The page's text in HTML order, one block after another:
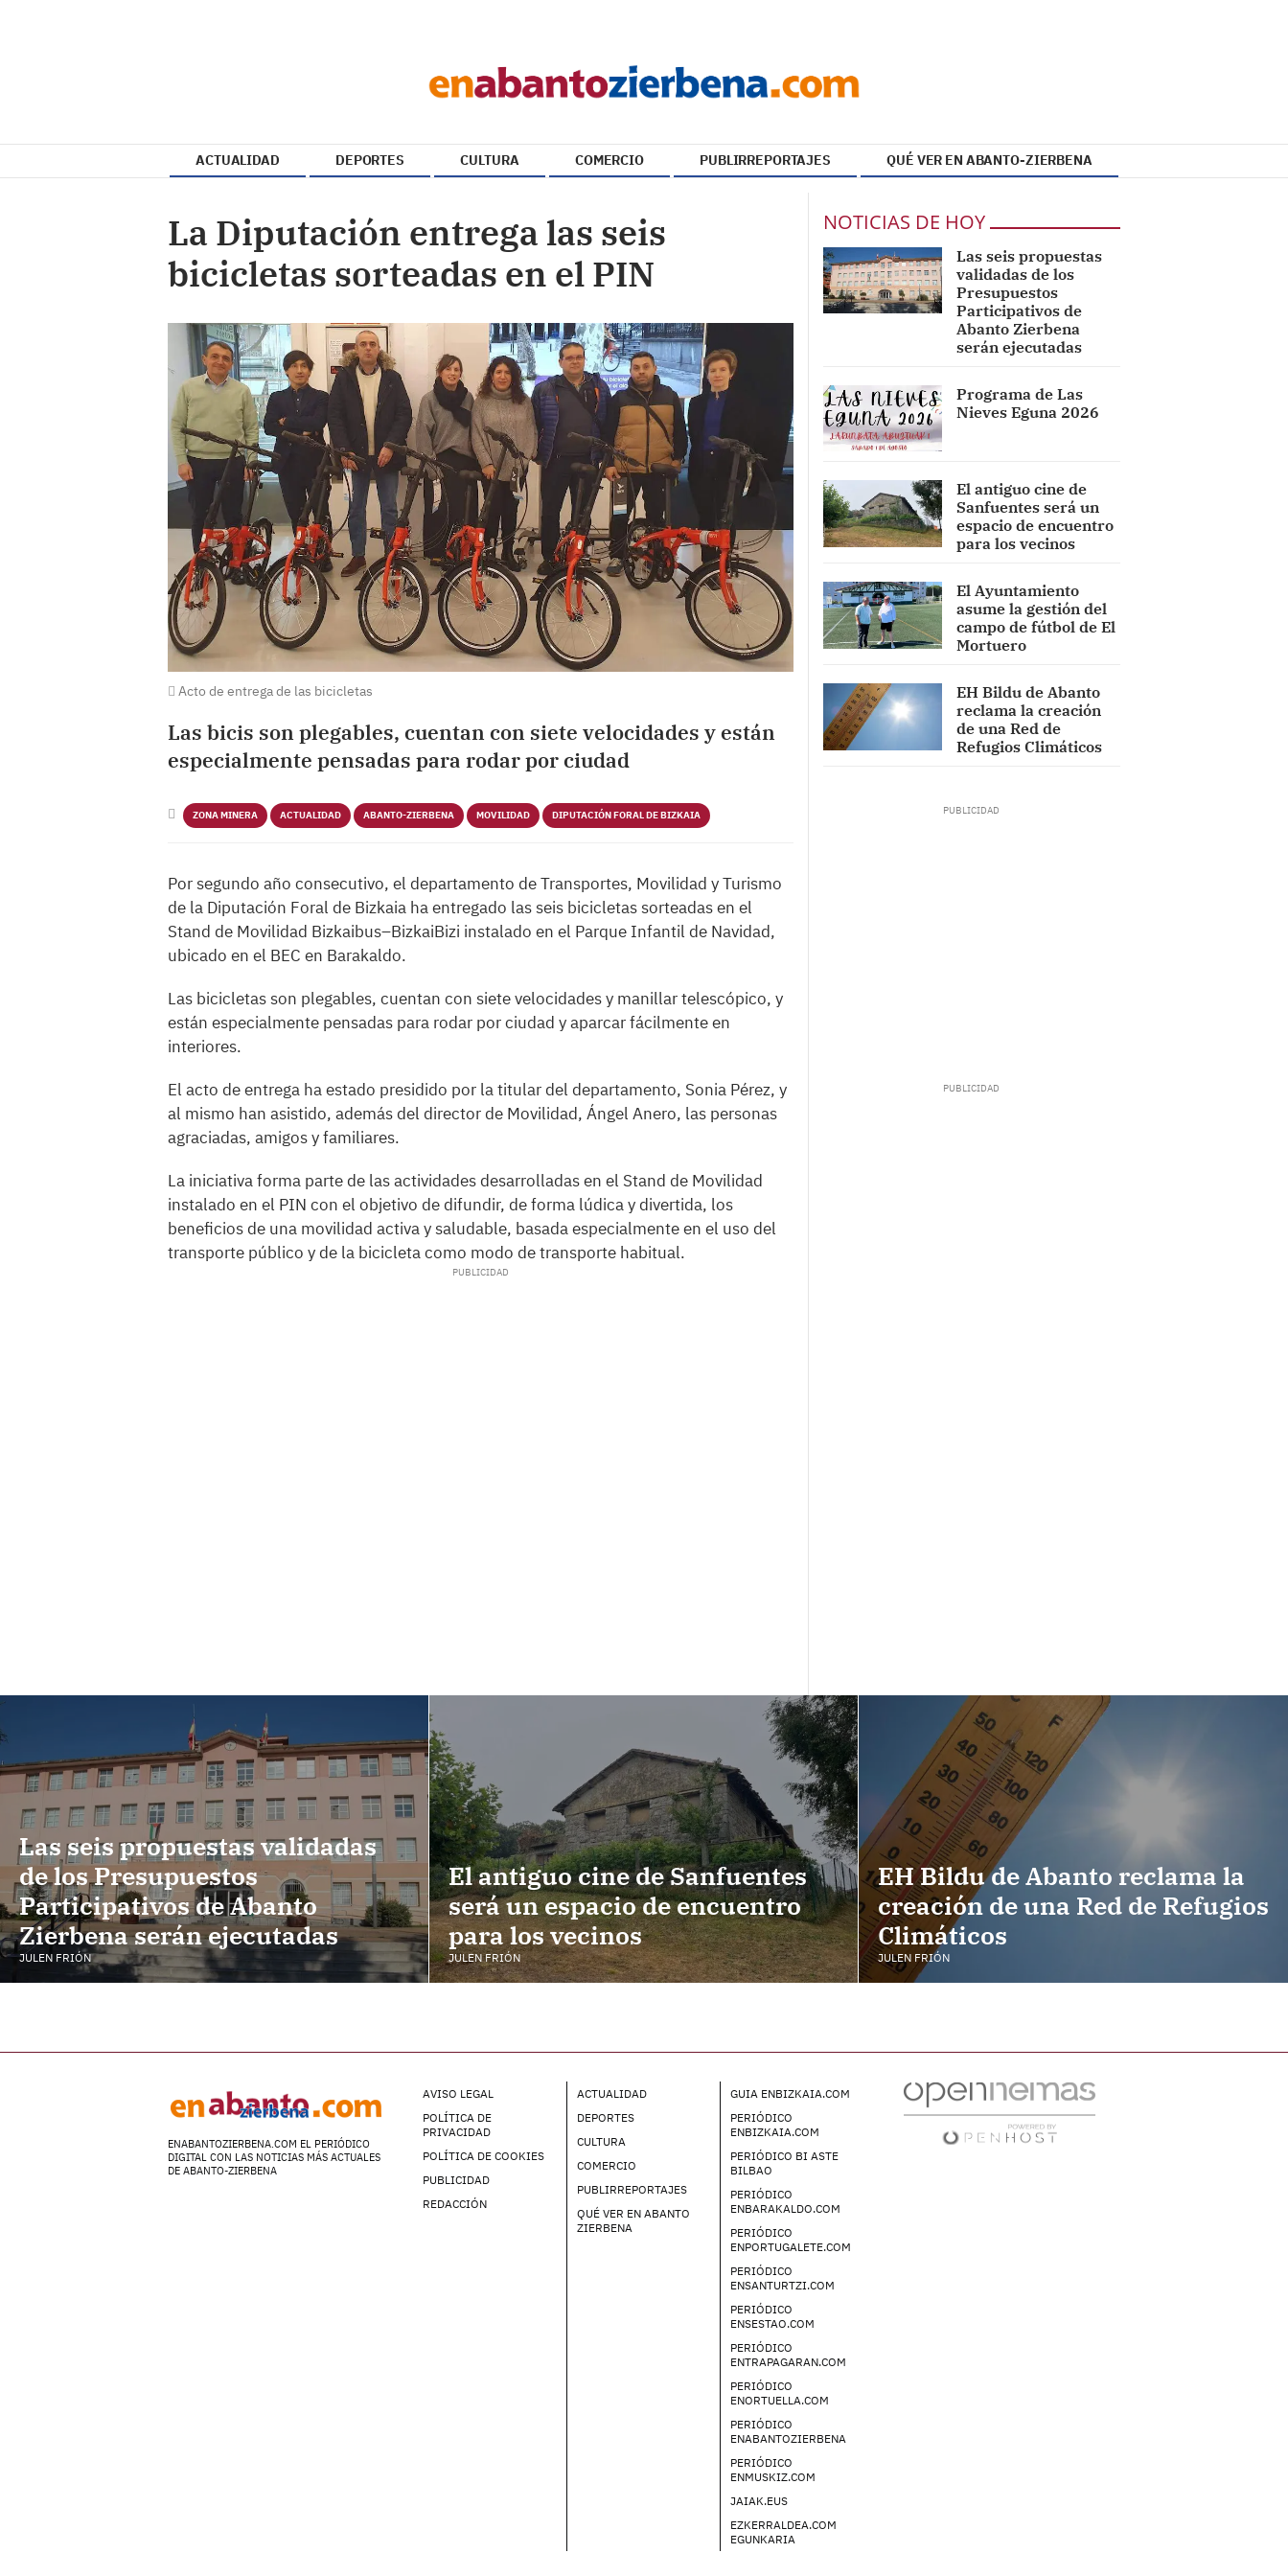
ACTUALIDAD DEPORTES CULTURA COMERCIO PUBLIRREPORTAJES QUÉ VER EN ABANTO-ZIERBENA
La Diputación entrega las seis
bicicletas sorteadas en el PIN
Acto de entrega de las bicicletas
Las bicis son plegables, cuentan con siete velocidades y están
especialmente pensadas para rodar por ciudad
ZONA MINERA ACTUALIDAD ABANTO-ZIERBENA MOVILIDAD DIPUTACIÓN FORAL DE BIZKAIA
Por segundo año consecutivo, el departamento de Transportes, Movilidad y Turismo
de la Diputación Foral de Bizkaia ha entregado las seis bicicletas sorteadas en el
Stand de Movilidad Bizkaibus–BizkaiBizi instalado en el Parque Infantil de Navidad,
ubicado en el BEC en Barakaldo.
Las bicicletas son plegables, cuentan con siete velocidades y manillar telescópico, y
están especialmente pensadas para rodar por ciudad y aparcar fácilmente en
interiores.
El acto de entrega ha estado presidido por la titular del departamento, Sonia Pérez, y
al mismo han asistido, además del director de Movilidad, Ángel Anero, las personas
agraciadas, amigos y familiares.
La iniciativa forma parte de las actividades desarrolladas en el Stand de Movilidad
instalado en el PIN con el objetivo de difundir, de forma lúdica y divertida, los
beneficios de una movilidad activa y saludable, basada especialmente en el uso del
transporte público y de la bicicleta como modo de transporte habitual.
NOTICIAS DE HOY
Las seis propuestas
validadas de los
Presupuestos
Participativos de
Abanto Zierbena
serán ejecutadas
Programa de Las
Nieves Eguna 2026
El antiguo cine de
Sanfuentes será un
espacio de encuentro
para los vecinos
El Ayuntamiento
asume la gestión del
campo de fútbol de El
Mortuero
EH Bildu de Abanto
reclama la creación
de una Red de
Refugios Climáticos
Las seis propuestas validadas
de los Presupuestos
Participativos de Abanto
Zierbena serán ejecutadas
JULEN FRIÓN
El antiguo cine de Sanfuentes
será un espacio de encuentro
para los vecinos
JULEN FRIÓN
EH Bildu de Abanto reclama la
creación de una Red de Refugios
Climáticos
JULEN FRIÓN
ENABANTOZIERBENA.COM EL PERIÓDICO
DIGITAL CON LAS NOTICIAS MÁS ACTUALES
DE ABANTO-ZIERBENA
AVISO LEGAL
POLÍTICA DE
PRIVACIDAD
POLÍTICA DE COOKIES
PUBLICIDAD
REDACCIÓN
ACTUALIDAD
DEPORTES
CULTURA
COMERCIO
PUBLIRREPORTAJES
QUÉ VER EN ABANTO
ZIERBENA
GUIA ENBIZKAIA.COM
PERIÓDICO
ENBIZKAIA.COM
PERIÓDICO BI ASTE
BILBAO
PERIÓDICO
ENBARAKALDO.COM
PERIÓDICO
ENPORTUGALETE.COM
PERIÓDICO
ENSANTURTZI.COM
PERIÓDICO
ENSESTAO.COM
PERIÓDICO
ENTRAPAGARAN.COM
PERIÓDICO
ENORTUELLA.COM
PERIÓDICO
ENABANTOZIERBENA
PERIÓDICO
ENMUSKIZ.COM
JAIAK.EUS
EZKERRALDEA.COM
EGUNKARIA